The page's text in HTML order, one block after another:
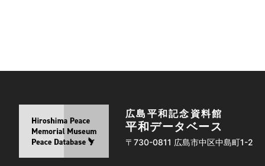
広島平和記念資料館
平和データベース
〒730-0811 広島市中区中島町1-2